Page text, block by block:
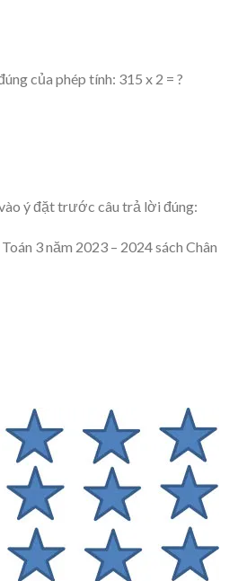
của phép tính: 315 x 2 = ?
vào ý đặt trước câu trả lời đúng: